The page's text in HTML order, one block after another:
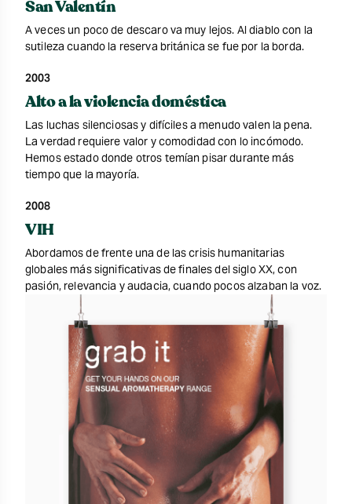
San Valentín
A veces un poco de descaro va muy lejos. Al diablo con la
sutileza cuando la reserva británica se fue por la borda.
2003
Alto a la violencia doméstica
Las luchas silenciosas y difíciles a menudo valen la pena.
La verdad requiere valor y comodidad con lo incómodo.
Hemos estado donde otros temían pisar durante más
tiempo que la mayoría.
2008
VIH
Abordamos de frente una de las crisis humanitarias
globales más significativas de finales del siglo XX, con
pasión, relevancia y audacia, cuando pocos alzaban la voz.